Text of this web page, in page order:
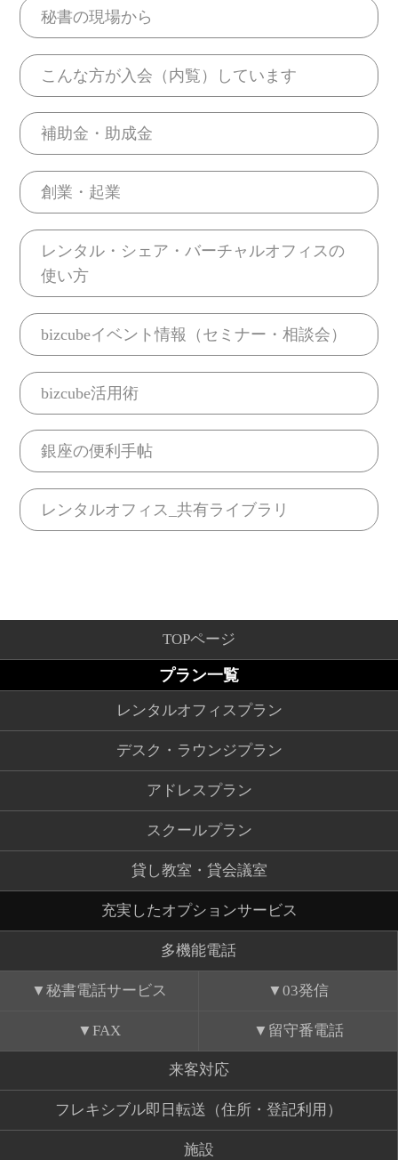
秘書の現場から
こんな方が入会（内覧）しています
補助金・助成金
創業・起業
レンタル・シェア・バーチャルオフィスの
使い方
bizcubeイベント情報（セミナー・相談会）
bizcube活用術
銀座の便利手帖
レンタルオフィス_共有ライブラリ
TOPページ
プラン一覧
レンタルオフィスプラン
デスク・ラウンジプラン
アドレスプラン
スクールプラン
貸し教室・貸会議室
充実したオプションサービス
多機能電話
秘書電話サービス 03発信
FAX 留守番電話
来客対応
フレキシブル即日転送（住所・登記利用）
施設